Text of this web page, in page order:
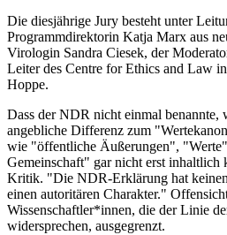
Die diesjährige Jury besteht unter
Programmdirektorin Katja Marx aus
Virologin Sandra Ciesek, der
Leiter des Centre for Ethics and Law
Hoppe.
Dass der NDR nicht einmal
angebliche Differenz zum
wie "öffentliche Äußerungen",
Gemeinschaft" gar nicht erst inhaltlich
Kritik. "Die NDR-Erklärung hat
einen autoritären Charakter."
Wissenschaftler*innen, die der Linie
widersprechen, ausgegrenzt.